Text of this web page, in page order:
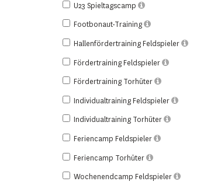
U23 Spieltagscamp
Footbonaut-Training
Hallenfördertraining Feldspieler
Fördertraining Feldspieler
Fördertraining Torhüter
Individualtraining Feldspieler
Individualtraining Torhüter
Feriencamp Feldspieler
Feriencamp Torhüter
Wochenendcamp Feldspieler